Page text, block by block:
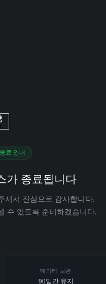
료 안내
가 종료됩니다
셔서 진심으로 감사합니다.
수 있도록 준비하겠습니다.
데이터 보관
90일간 유지